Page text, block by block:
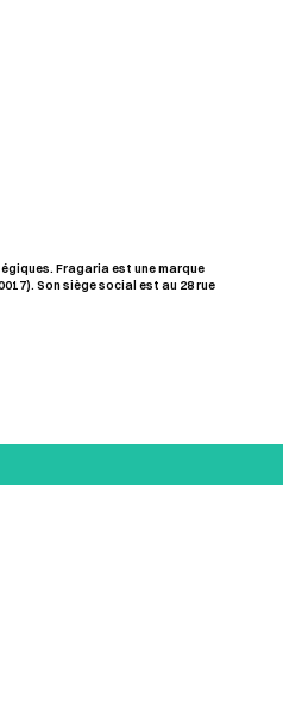
Fragaria est une marque
Son siège social est au 28 rue